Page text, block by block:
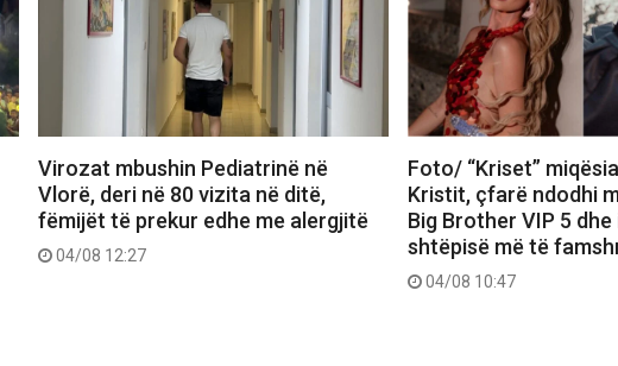
Virozat mbushin Pediatrinë në
Vlorë, deri në 80 vizita në ditë,
fëmijët të prekur edhe me alergjitë
04/08 12:27
Foto/ “Kriset”
Kristit, çfarë ndodhi
Big Brother VIP 5
shtëpisë më të
04/08 10:47